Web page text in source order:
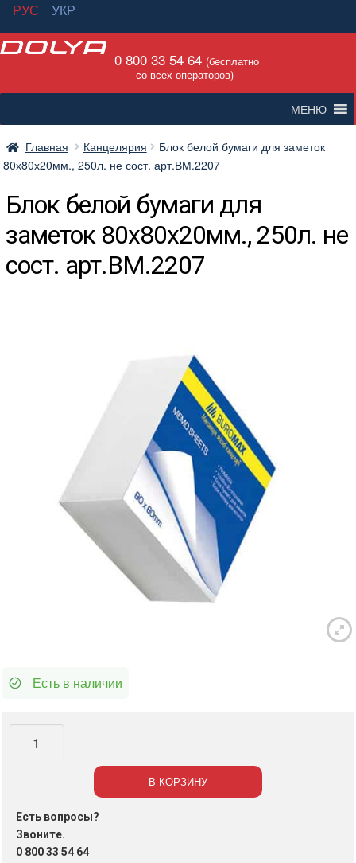
РУС
УКР
Перейти
навигации
Перейти
содержимому
0 800 33 54 64 (бесплатно
со всех операторов)
МЕНЮ
Главная Канцелярия
Блок белой бумаги для заметок
80х80х20мм., 250л. не сост. арт.ВМ.2207
Блок белой бумаги для
заметок 80х80х20мм., 250л. не
сост. арт.ВМ.2207
Есть в наличии
Блок
для
заметок
80х80х20мм.,
В КОРЗИНУ
Есть вопросы?
Звоните.
0 800 33 54 64